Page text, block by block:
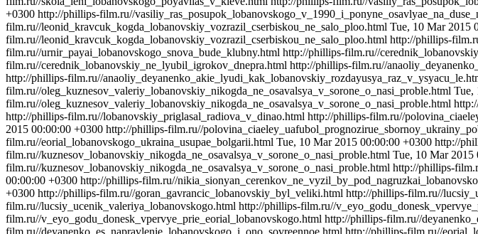
+0300 http://phillips-film.ru//
film.ru//leonid_kravcuk_kogda_lobanovskiy_vozrazil_cserbiskou_ne_salo_ploo.html Tue, 10 Mar 2015
film.ru//leonid_kravcuk_kogda_lobanovskiy_vozrazil_cserbiskou_ne_salo_ploo.html http://phillips-
film.ru//urnir_payai_lobanovskogo_snova_bude_klubny.html http://phillips-film.ru//
film.ru//cerednik_lobanovskiy_ne_lyubil_igrokov_dnepra.html http://phillips-film.ru//
http://phillips-film.ru//
film.ru//oleg_kuznesov_valeriy_lobanovskiy_nikogda_ne_osavalsya_v_sorone_o_nasi_proble.html Tue,
film.ru//oleg_kuznesov_valeriy_lobanovskiy_nikogda_ne_osavalsya_v_sorone_o_nasi_proble.html
http://phillips-film.ru//lobanovskiy_priglasal_radiova_v_dinao.html http://phillips-film.ru//
2015 00:00:00 +0300 http://phillips-film.ru//
film.ru//eorial_lobanovskogo_ukraina_usupae_bolgarii.html Tue, 10 Mar 2015 00:00:00 +0300 http://
film.ru//kuznesov_lobanovskiy_nikogda_ne_osavalsya_v_sorone_o_nasi_proble.html Tue, 10 Mar 2015
film.ru//kuznesov_lobanovskiy_nikogda_ne_osavalsya_v_sorone_o_nasi_proble.html http://phillips-
00:00:00 +0300 http://phillips-film.ru//
+0300 http://phillips-film.ru//goran_gavrancic_lobanovskiy_byl_veliki.html http://phillips-film.ru//
film.ru//lucsiy_ucenik_valeriya_lobanovskogo.html http://phillips-film.ru//
film.ru//v_eyo_godu_donesk_vpervye_prie_eorial_lobanovskogo.html http://phillips-film.ru//
film.ru//deyanenko_es_napravlenie_lobanovskogo_i_ono_sovreennoe.html http://phillips-film.ru//